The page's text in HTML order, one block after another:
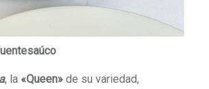
, la «Queen»de su variedad,